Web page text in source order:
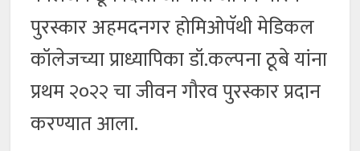
पुरस्कार अहमदनगर होमिओपॅथी मेडिकल
कॉलेजच्या प्राध्यापिका डॉ.कल्पना ठूबे यांना
प्रथम २०२२ चा जीवन गौरव पुरस्कार प्रदान
करण्यात आला.